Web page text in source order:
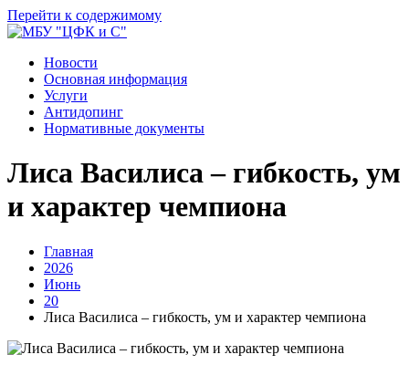
Перейти к содержимому
Новости
Основная информация
Услуги
Антидопинг
Нормативные документы
Лиса Василиса – гибкость, ум
и характер чемпиона
Главная
2026
Июнь
20
Лиса Василиса – гибкость, ум и характер чемпиона